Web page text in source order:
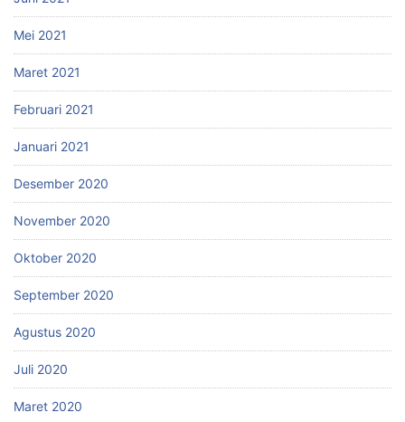
Mei 2021
Maret 2021
Februari 2021
Januari 2021
Desember 2020
November 2020
Oktober 2020
September 2020
Agustus 2020
Juli 2020
Maret 2020